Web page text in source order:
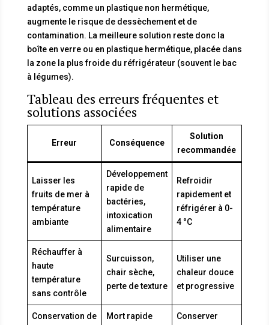
adaptés, comme un plastique non hermétique,
augmente le risque de dessèchement et de
contamination. La meilleure solution reste donc la
boîte en verre ou en plastique hermétique, placée dans
la zone la plus froide du réfrigérateur (souvent le bac
à légumes).
Tableau des erreurs fréquentes et
solutions associées
Erreur Conséquence
Solution
recommandée
Laisser les
fruits de mer à
température
ambiante
Développement
rapide de
bactéries,
intoxication
alimentaire
Refroidir
rapidement et
réfrigérer à 0-
4 °C
Réchauffer à
haute
température
sans contrôle
Surcuisson,
chair sèche,
perte de texture
Utiliser une
chaleur douce
et progressive
Conservation de
Mort rapide
Conserver